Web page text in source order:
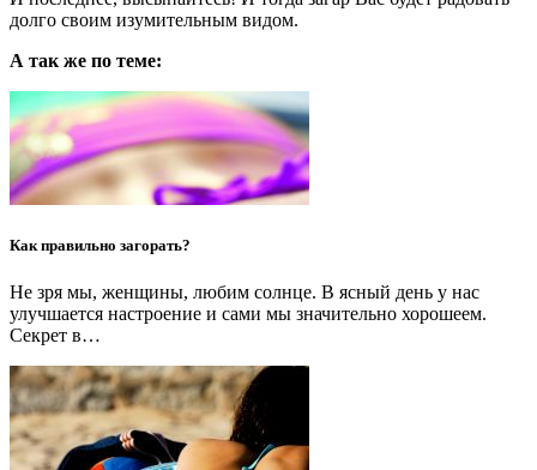
долго своим изумительным видом.
А так же по теме:
Как правильно загорать?
Не зря мы, женщины, любим солнце. В ясный день у нас
улучшается настроение и сами мы значительно хорошеем.
Секрет в…